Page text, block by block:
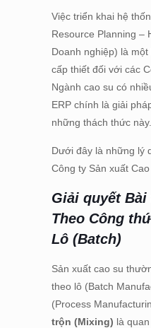
Việc triển khai hệ
Resource Planning –
Doanh nghiệp) là
cấp thiết đối với các
Ngành cao su có
ERP chính là giải
những thách thức này.
Dưới đây là những lý
Công ty Sản xuất
Giải quyết Bài
Theo Công
Lô (Batch)
Sản xuất cao su
theo lô (Batch
(Process
trộn (Mixing) là